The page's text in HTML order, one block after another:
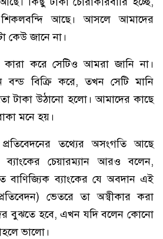
শিকলবন্দি আছে। আসলে আমাদের
কেউ জানে না।
কারা করে সেটিও আমরা জানি না।
বন্ড বিক্রি করে, তখন সেটি মানি
টাকা উঠানো হলো। আমাদের কাছে
মনে হয়।
প্রতিবেদনের তথ্যের অসংগতি আছে
ব্যাংকের চেয়ারম্যান আরও বলেন,
বাণিজ্যিক ব্যাংকের যে অবদান এই
ভেতরে তা অস্বীকার করা
বুঝতে হবে, এখন যদি বলেন কোনো
ভালো।